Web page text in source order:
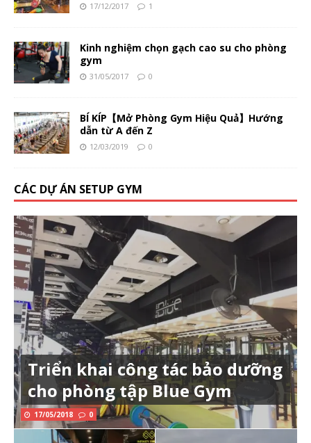
17/12/2017 1
Kinh nghiệm chọn gạch cao su cho phòng
gym
31/05/2017 0
BÍ KÍP【Mở Phòng Gym Hiệu Quả】Hướng
dẫn từ A đến Z
12/03/2019 0
CÁC DỰ ÁN SETUP GYM
Triển khai công tác bảo dưỡng
cho phòng tập Blue Gym
17/05/2018 0